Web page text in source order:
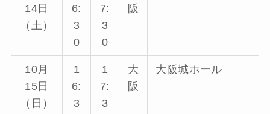
14日
（土）
6:
3
0
7:
3
0
阪
10月
15日
（日）
1
6:
3
1
7:
3
大
阪
大阪城ホール